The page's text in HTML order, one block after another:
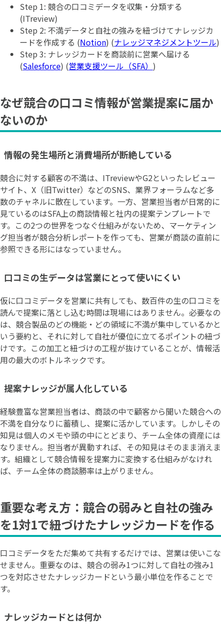
Step 1: 競合の口コミデータを収集・分類する
(ITreview)
Step 2: 不満データと自社の強みを紐づけてナレッジカ
ードを作成する (Notion) (ナレッジマネジメントツール)
Step 3: ナレッジカードを商談前に営業へ届ける
(Salesforce) (営業支援ツール（SFA） )
なぜ競合の口コミ情報が営業提案に届か
ないのか
情報の発生場所と消費場所が断絶している
競合に対する顧客の不満は、ITreviewやG2といったレビュー
サイト、X（旧Twitter）などのSNS、業界フォーラムなど多
数のチャネルに散在しています。一方、営業担当者が日常的に
見ているのはSFA上の商談情報と社内の提案テンプレートで
す。この2つの世界をつなぐ仕組みがないため、マーケティン
グ担当者が競合分析レポートを作っても、営業が商談の直前に
参照できる形にはなっていません。
口コミの生データは営業にとって使いにくい
仮に口コミデータを営業に共有しても、数百件の生の口コミを
読んで提案に落とし込む時間は現場にはありません。必要なの
は、競合製品のどの機能・どの領域に不満が集中しているかと
いう要約と、それに対して自社が優位に立てるポイントの紐づ
けです。この加工と紐づけの工程が抜けていることが、情報活
用の最大のボトルネックです。
提案ナレッジが属人化している
経験豊富な営業担当者は、商談の中で顧客から聞いた競合への
不満を自分なりに蓄積し、提案に活かしています。しかしその
知見は個人のメモや頭の中にとどまり、チーム全体の資産には
なりません。担当者が異動すれば、その知見はそのまま消えま
す。組織として競合情報を提案力に変換する仕組みがなけれ
ば、チーム全体の商談勝率は上がりません。
重要な考え方：競合の弱みと自社の強み
を1対1で紐づけたナレッジカードを作る
口コミデータをただ集めて共有するだけでは、営業は使いこな
せません。重要なのは、競合の弱み1つに対して自社の強み1
つを対応させたナレッジカードという最小単位を作ることで
す。
ナレッジカードとは何か